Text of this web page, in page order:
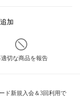
加
切な商品を報告
ド新規入会＆3回利用で